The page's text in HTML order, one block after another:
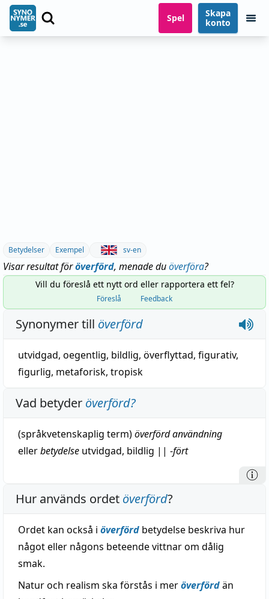
Spel
Skapa
konto
Betydelser Exempel sv-en
Visar resultat föröverförd, menade duöverföra?
Vill du föreslå ett nytt ord eller rapportera ett fel?
Föreslå Feedback
Synonymer till överförd
utvidgad, oegentlig, bildlig, överflyttad, figurativ,
figurlig, metaforisk, tropisk
Vad betyder överförd?
(språkvetenskaplig term)överfördanvändning
ellerbetydelse utvidgad, bildlig || -fört
Hur används ordet överförd?
Ordet kan också i överförd betydelse beskriva hur
något eller någons beteende vittnar om dålig
smak.
Natur och realism ska förstås i meröverfördän